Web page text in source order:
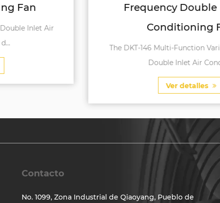
Frequency Double Inlet Air
Conditioning Fan
The DKT-146 Multi-Function Variable Frequency
Double Inlet Air Conditi...
Contacto
No. 1099, Zona Industrial de Qiaoyang, Pueblo de